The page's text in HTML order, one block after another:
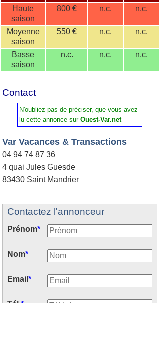
Haute
saison
800 € n.c. n.c.
Moyenne
saison
550 € n.c. n.c.
Basse
saison
n.c. n.c. n.c.
Contact
N'oubliez pas de préciser, que vous avez
lu cette annonce sur Ouest-Var.net
Var Vacances & Transactions
04 94 74 87 36
4 quai Jules Guesde
83430 Saint Mandrier
Contactez l'annonceur
Prénom*
Nom*
Email *
Tél. *